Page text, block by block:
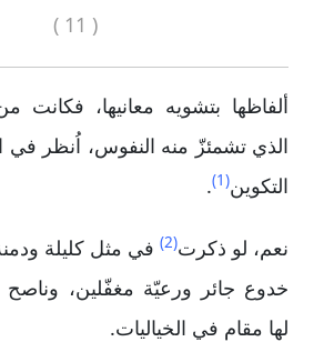
( 11 )
ألفاظها بتشويه معانيها، فكانت
الذي تشمئزّ منه النفوس، اُنظر في
التكوين(1)
.
نعم، لو ذكرت(2)
في مثل كليلة ودمنة
خدوع جائر ورعيّة مغفّلين، وناصح
لها مقام في الخياليات.